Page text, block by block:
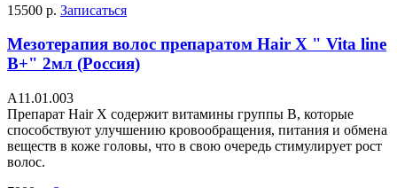
15500 р. Записаться
Мезотерапия волос препаратом Hair X " Vita line
B+" 2мл (Россия)
А11.01.003
Препарат Hair X содержит витамины группы В, которые
способствуют улучшению кровообращения, питания и обмена
веществ в коже головы, что в свою очередь стимулирует рост
волос.